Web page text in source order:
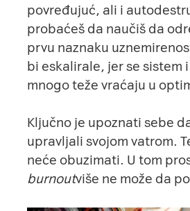
povređujuć, ali i
probaćeš da naučiš da
prvu naznaku
bi eskalirale, jer se sistem
mnogo teže vraćaju u
Ključno je upoznati sebe
upravljali svojom vatrom.
neće obuzimati. U tom
burnoutviše ne može da